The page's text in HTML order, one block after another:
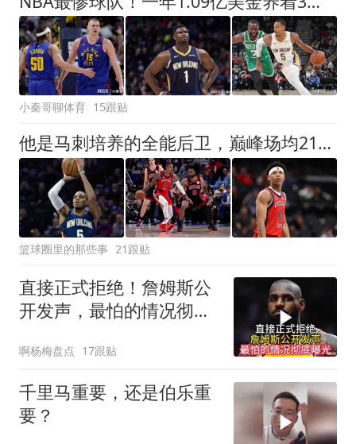
小秦哥聊体育 15跟贴
他是马刺培养的全能后卫，巅峰场均21+8+9！30岁却成了“玻璃人”
篮球圈里的那些事 21跟贴
直接正式拒绝！詹姆斯公
开发声，最怕的情况彻底
啊杨梅盘点 17跟贴
千里马重要，还是伯乐重
要？